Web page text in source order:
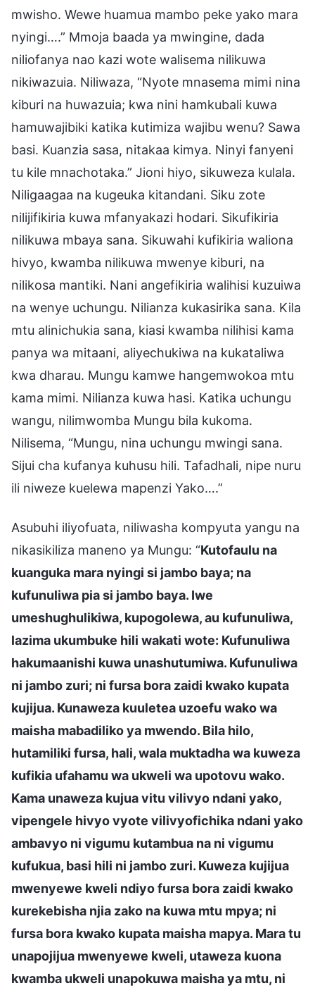
mwisho. Wewe huamua mambo peke yako mara
nyingi….” Mmoja baada ya mwingine, dada
niliofanya nao kazi wote walisema nilikuwa
nikiwazuia. Niliwaza, “Nyote mnasema mimi nina
kiburi na huwazuia; kwa nini hamkubali kuwa
hamuwajibiki katika kutimiza wajibu wenu? Sawa
basi. Kuanzia sasa, nitakaa kimya. Ninyi fanyeni
tu kile mnachotaka.” Jioni hiyo, sikuweza kulala.
Niligaagaa na kugeuka kitandani. Siku zote
nilijifikiria kuwa mfanyakazi hodari. Sikufikiria
nilikuwa mbaya sana. Sikuwahi kufikiria waliona
hivyo, kwamba nilikuwa mwenye kiburi, na
nilikosa mantiki. Nani angefikiria walihisi kuzuiwa
na wenye uchungu. Nilianza kukasirika sana. Kila
mtu alinichukia sana, kiasi kwamba nilihisi kama
panya wa mitaani, aliyechukiwa na kukataliwa
kwa dharau. Mungu kamwe hangemwokoa mtu
kama mimi. Nilianza kuwa hasi. Katika uchungu
wangu, nilimwomba Mungu bila kukoma.
Nilisema, “Mungu, nina uchungu mwingi sana.
Sijui cha kufanya kuhusu hili. Tafadhali, nipe nuru
ili niweze kuelewa mapenzi Yako….”
Asubuhi iliyofuata, niliwasha kompyuta yangu na
nikasikiliza maneno ya Mungu: “Kutofaulu na
kuanguka mara nyingi si jambo baya; na
kufunuliwa pia si jambo baya. Iwe
umeshughulikiwa, kupogolewa, au kufunuliwa,
lazima ukumbuke hili wakati wote: Kufunuliwa
hakumaanishi kuwa unashutumiwa. Kufunuliwa
ni jambo zuri; ni fursa bora zaidi kwako kupata
kujijua. Kunaweza kuuletea uzoefu wako wa
maisha mabadiliko ya mwendo. Bila hilo,
hutamiliki fursa, hali, wala muktadha wa kuweza
kufikia ufahamu wa ukweli wa upotovu wako.
Kama unaweza kujua vitu vilivyo ndani yako,
vipengele hivyo vyote vilivyofichika ndani yako
ambavyo ni vigumu kutambua na ni vigumu
kufukua, basi hili ni jambo zuri. Kuweza kujijua
mwenyewe kweli ndiyo fursa bora zaidi kwako
kurekebisha njia zako na kuwa mtu mpya; ni
fursa bora kwako kupata maisha mapya. Mara tu
unapojijua mwenyewe kweli, utaweza kuona
kwamba ukweli unapokuwa maisha ya mtu, ni